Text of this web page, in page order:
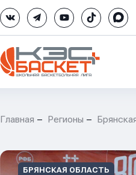
Главная Регионы
БРЯНСКАЯ ОБЛАСТЬ